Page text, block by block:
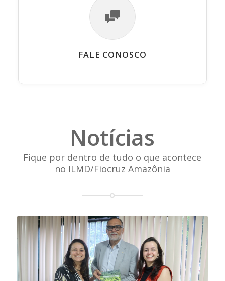
FALE CONOSCO
Notícias
Fique por dentro de tudo o que acontece
no ILMD/Fiocruz Amazônia